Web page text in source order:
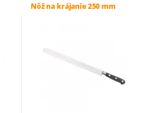
Nôž na krájanie 250 mm